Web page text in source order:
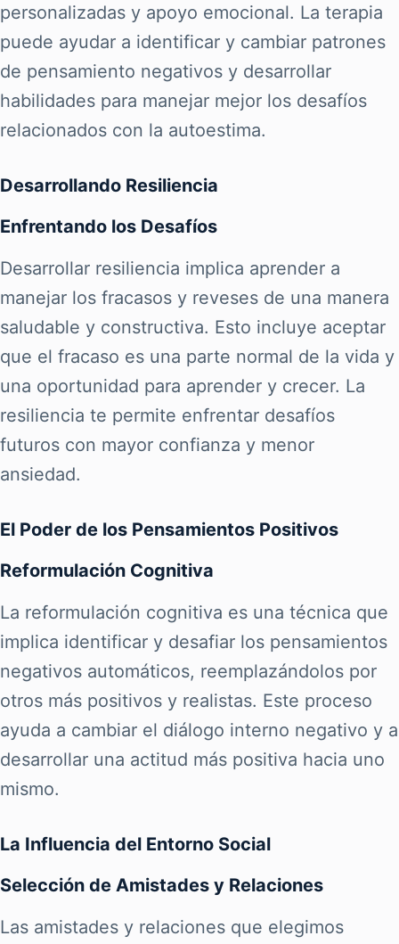
personalizadas y apoyo emocional. La terapia
puede ayudar a identificar y cambiar patrones
de pensamiento negativos y desarrollar
habilidades para manejar mejor los desafíos
relacionados con la autoestima.
Desarrollando Resiliencia
Enfrentando los Desafíos
Desarrollar resiliencia implica aprender a
manejar los fracasos y reveses de una manera
saludable y constructiva. Esto incluye aceptar
que el fracaso es una parte normal de la vida y
una oportunidad para aprender y crecer. La
resiliencia te permite enfrentar desafíos
futuros con mayor confianza y menor
ansiedad.
El Poder de los Pensamientos Positivos
Reformulación Cognitiva
La reformulación cognitiva es una técnica que
implica identificar y desafiar los pensamientos
negativos automáticos, reemplazándolos por
otros más positivos y realistas. Este proceso
ayuda a cambiar el diálogo interno negativo y a
desarrollar una actitud más positiva hacia uno
mismo.
La Influencia del Entorno Social
Selección de Amistades y Relaciones
Las amistades y relaciones que elegimos